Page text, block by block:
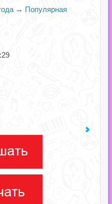
→ Популярная